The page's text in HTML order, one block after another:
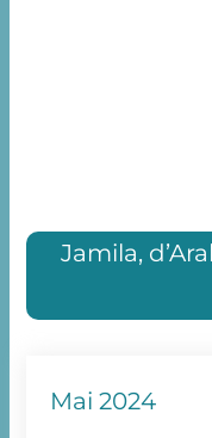
Jamila,
Mai 2024